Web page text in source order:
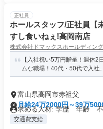
正社員
ホールスタッフ/正社員【
すし食いねぇ!高岡南店
株式会社ドマックスホールディン
【入社祝い5万円贈呈！週休2
ムな職場！40代・50代で入社
富山県高岡市赤祖父
月給24万2000円～39万
求める人材: 学歴 年齢 不
交通費支給